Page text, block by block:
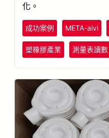
化。
成功案例 META-aivi
塑橡膠產業 測量表讀數